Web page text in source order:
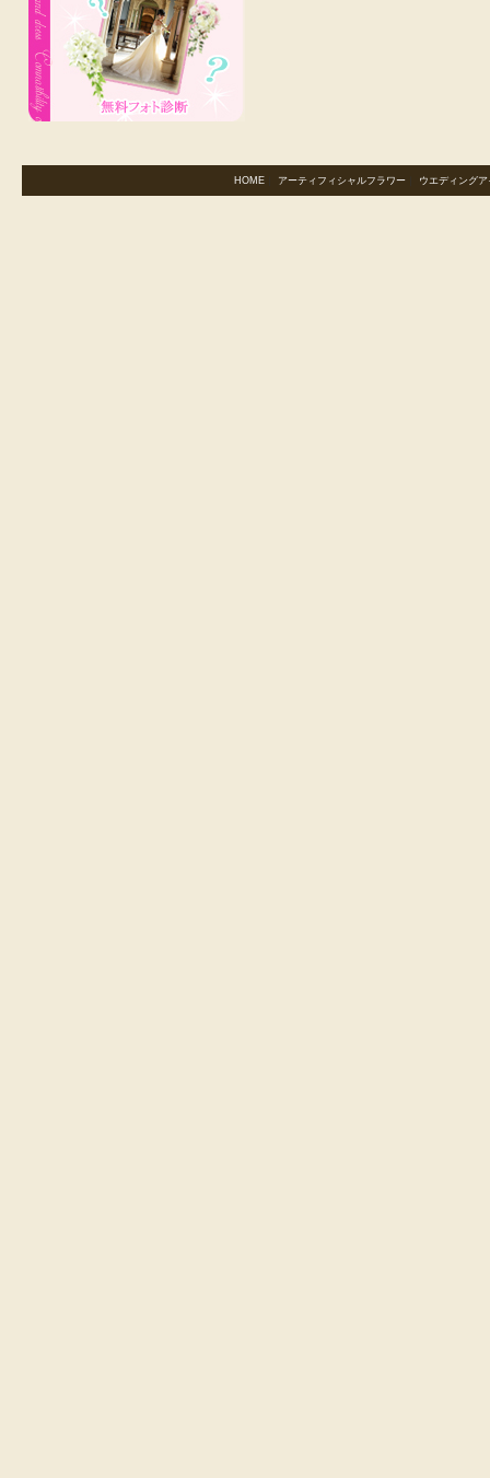
HOME｜ アーティフィシャルフラワー｜ ウエディングア